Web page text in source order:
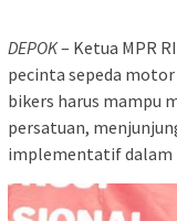
DEPOK– Ketua MPR
pecinta sepeda
bikers harus mampu
persatuan,
implementatif dalam